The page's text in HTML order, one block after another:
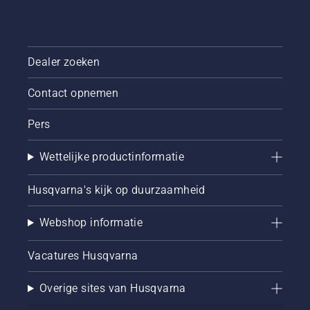
Dealer zoeken
Contact opnemen
Pers
Wettelijke productinformatie
Husqvarna's kijk op duurzaamheid
Webshop informatie
Vacatures Husqvarna
Overige sites van Husqvarna